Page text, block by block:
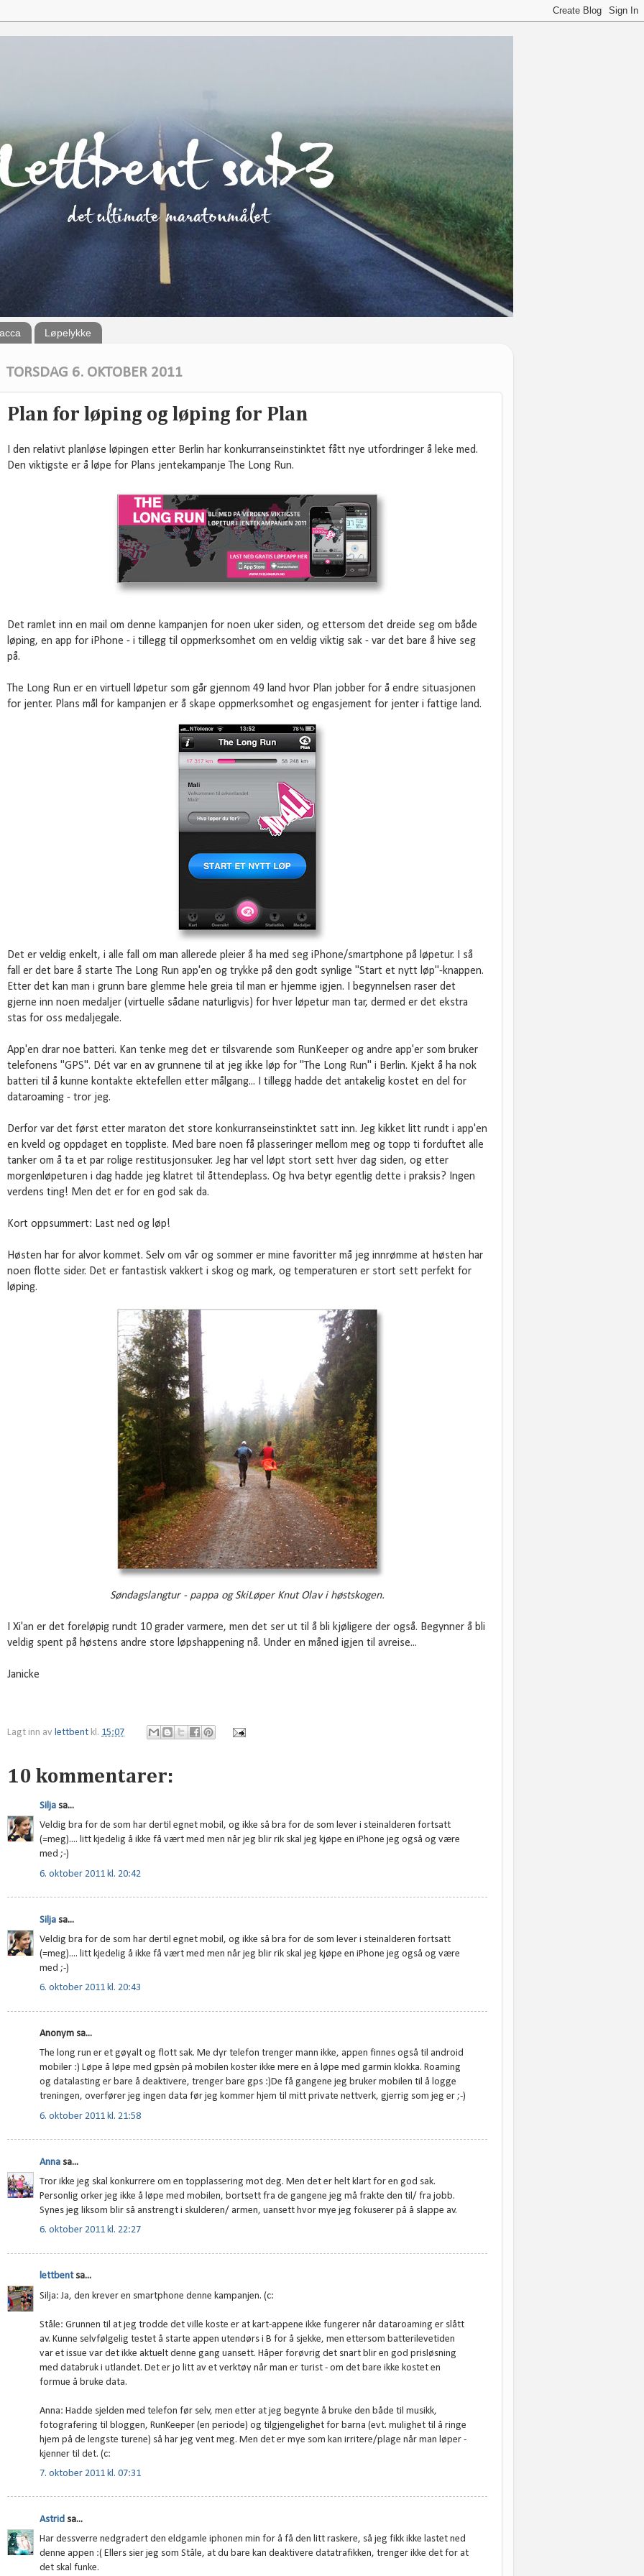
Løpelykke
TORSDAG 6. OKTOBER 2011
Plan for løping og løping for Plan
I den relativt planløse løpingen etter Berlin har konkurranseinstinktet fått nye utfordringer å leke med.
Den viktigste er å løpe for Plans jentekampanje The Long Run.
Det ramlet inn en mail om denne kampanjen for noen uker siden, og ettersom det dreide seg om både
løping, en app for iPhone - i tillegg til oppmerksomhet om en veldig viktig sak - var det bare å hive seg
på.
The Long Run er en virtuell løpetur som går gjennom 49 land hvor Plan jobber for å endre situasjonen
for jenter. Plans mål for kampanjen er å skape oppmerksomhet og engasjement for jenter i fattige land.
Det er veldig enkelt, i alle fall om man allerede pleier å ha med seg iPhone/smartphone på løpetur. I så
fall er det bare å starte The Long Run app'en og trykke på den godt synlige "Start et nytt løp"-knappen.
Etter det kan man i grunn bare glemme hele greia til man er hjemme igjen. I begynnelsen raser det
gjerne inn noen medaljer (virtuelle sådane naturligvis) for hver løpetur man tar, dermed er det ekstra
stas for oss medaljegale.
App'en drar noe batteri. Kan tenke meg det er tilsvarende som RunKeeper og andre app'er som bruker
telefonens "GPS". Dét var en av grunnene til at jeg ikke løp for "The Long Run" i Berlin. Kjekt å ha nok
batteri til å kunne kontakte ektefellen etter målgang... I tillegg hadde det antakelig kostet en del for
dataroaming - tror jeg.
Derfor var det først etter maraton det store konkurranseinstinktet satt inn. Jeg kikket litt rundt i app'en
en kveld og oppdaget en toppliste. Med bare noen få plasseringer mellom meg og topp ti forduftet alle
tanker om å ta et par rolige restitusjonsuker. Jeg har vel løpt stort sett hver dag siden, og etter
morgenløpeturen i dag hadde jeg klatret til åttendeplass. Og hva betyr egentlig dette i praksis? Ingen
verdens ting! Men det er for en god sak da.
Kort oppsummert: Last ned og løp!
Høsten har for alvor kommet. Selv om vår og sommer er mine favoritter må jeg innrømme at høsten har
noen flotte sider. Det er fantastisk vakkert i skog og mark, og temperaturen er stort sett perfekt for
løping.
Søndagslangtur - pappa og SkiLøper Knut Olav i høstskogen.
I Xi'an er det foreløpig rundt 10 grader varmere, men det ser ut til å bli kjøligere der også. Begynner å bli
veldig spent på høstens andre store løpshappening nå. Under en måned igjen til avreise...
Janicke
Lagt inn av lettbent kl. 15:07
10 kommentarer:
Silja sa...
Veldig bra for de som har dertil egnet mobil, og ikke så bra for de som lever i steinalderen fortsatt
(=meg).... litt kjedelig å ikke få vært med men når jeg blir rik skal jeg kjøpe en iPhone jeg også og være
med ;-)
6. oktober 2011 kl. 20:42
Silja sa...
Veldig bra for de som har dertil egnet mobil, og ikke så bra for de som lever i steinalderen fortsatt
(=meg).... litt kjedelig å ikke få vært med men når jeg blir rik skal jeg kjøpe en iPhone jeg også og være
med ;-)
6. oktober 2011 kl. 20:43
Anonym sa...
The long run er et gøyalt og flott sak. Me dyr telefon trenger mann ikke, appen finnes også til android
mobiler :) Løpe å løpe med gpsèn på mobilen koster ikke mere en å løpe med garmin klokka. Roaming
og datalasting er bare å deaktivere, trenger bare gps :)De få gangene jeg bruker mobilen til å logge
treningen, overfører jeg ingen data før jeg kommer hjem til mitt private nettverk, gjerrig som jeg er ;-)
6. oktober 2011 kl. 21:58
Anna sa...
Tror ikke jeg skal konkurrere om en topplassering mot deg. Men det er helt klart for en god sak.
Personlig orker jeg ikke å løpe med mobilen, bortsett fra de gangene jeg må frakte den til/ fra jobb.
Synes jeg liksom blir så anstrengt i skulderen/ armen, uansett hvor mye jeg fokuserer på å slappe av.
6. oktober 2011 kl. 22:27
lettbentsa...
Silja: Ja, den krever en smartphone denne kampanjen. (c:
Ståle: Grunnen til at jeg trodde det ville koste er at kart-appene ikke fungerer når dataroaming er slått
av. Kunne selvfølgelig testet å starte appen utendørs i B for å sjekke, men ettersom batterilevetiden
var et issue var det ikke aktuelt denne gang uansett. Håper forøvrig det snart blir en god prisløsning
med databruk i utlandet. Det er jo litt av et verktøy når man er turist - om det bare ikke kostet en
formue å bruke data.
Anna: Hadde sjelden med telefon før selv, men etter at jeg begynte å bruke den både til musikk,
fotografering til bloggen, RunKeeper (en periode) og tilgjengelighet for barna (evt. mulighet til å ringe
hjem på de lengste turene) så har jeg vent meg. Men det er mye som kan irritere/plage når man løper -
kjenner til det. (c:
7. oktober 2011 kl. 07:31
Astrid sa...
Har dessverre nedgradert den eldgamle iphonen min for å få den litt raskere, så jeg fikk ikke lastet ned
denne appen :( Ellers sier jeg som Ståle, at du bare kan deaktivere datatrafikken, trenger ikke det for at
det skal funke.